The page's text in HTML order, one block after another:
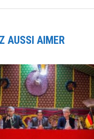
AUSSI AIMER